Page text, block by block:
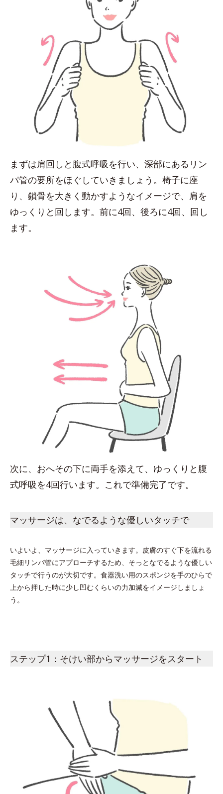
まずは肩回しと腹式呼吸を行い、深部にあるリン
パ管の要所をほぐしていきましょう。椅子に座
り、鎖骨を大きく動かすようなイメージで、肩を
ゆっくりと回します。前に4回、後ろに4回、回し
ます。
次に、おへその下に両手を添えて、ゆっくりと腹
式呼吸を4回行います。これで準備完了です。
マッサージは、なでるような優しいタッチで
いよいよ、マッサージに入っていきます。皮膚のすぐ下を流れる
毛細リンパ管にアプローチするため、そっとなでるような優しい
タッチで行うのが大切です。食器洗い用のスポンジを手のひらで
上から押した時に少し凹むくらいの力加減をイメージしましょ
う。
ステップ1：そけい部からマッサージをスタート